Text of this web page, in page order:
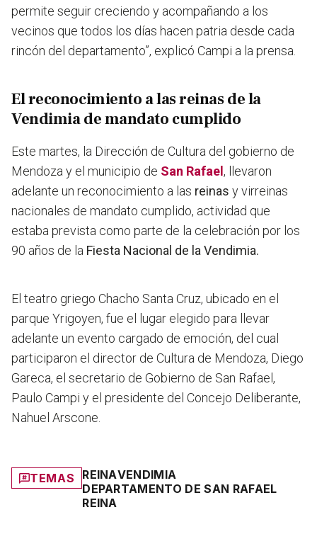
permite seguir creciendo y acompañando a los
vecinos que todos los días hacen patria desde cada
rincón del departamento”, explicó Campi a la prensa.
El reconocimiento a las reinas de la
Vendimia de mandato cumplido
Este martes, la Dirección de Cultura del gobierno de
Mendoza y el municipio de San Rafael , llevaron
adelante un reconocimiento a las reinas y virreinas
nacionales de mandato cumplido, actividad que
estaba prevista como parte de la celebración por los
90 años de la Fiesta Nacional de la Vendimia.
El teatro griego Chacho Santa Cruz, ubicado en el
parque Yrigoyen, fue el lugar elegido para llevar
adelante un evento cargado de emoción, del cual
participaron el director de Cultura de Mendoza, Diego
Gareca, el secretario de Gobierno de San Rafael,
Paulo Campi y el presidente del Concejo Deliberante,
Nahuel Arscone.
TEMAS REINAVENDIMIA
DEPARTAMENTO DE SAN RAFAEL
REINA